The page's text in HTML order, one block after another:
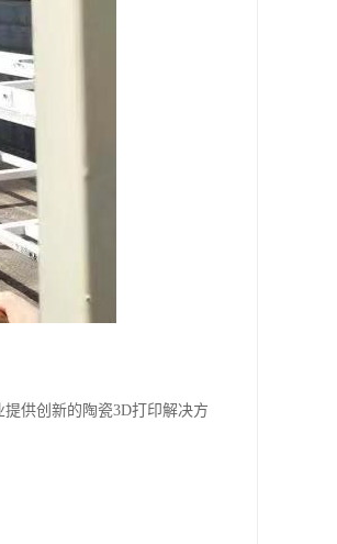
供创新的陶瓷3D打印解决方